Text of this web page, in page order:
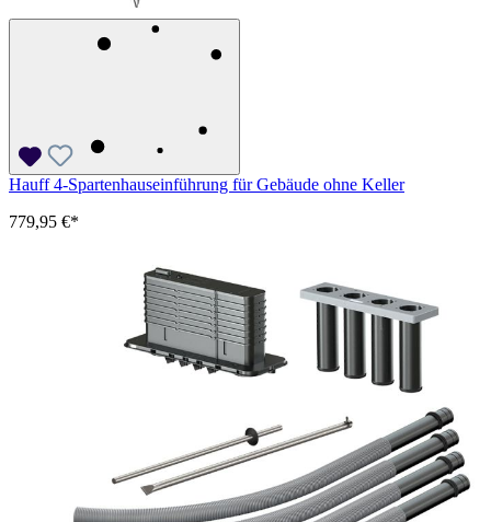
Hauff 4-Spartenhauseinführung für Gebäude ohne Keller
779,95 €*